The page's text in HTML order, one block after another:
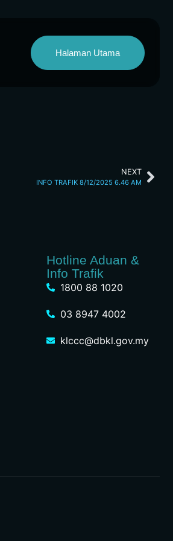
Halaman Utama
NEXT
INFO TRAFIK 8/12/2025 6.46 AM
Hotline Aduan &
Info Trafik
1800 88 1020
03 8947 4002
klccc@dbkl.gov.my